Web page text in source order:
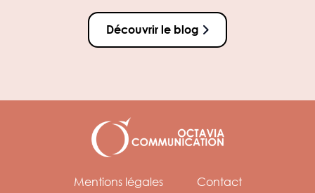
Découvrir le blog
Mentions légales Contact